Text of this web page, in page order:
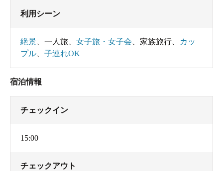
利用シーン
絶景 一人旅 女子旅・女子会 家族旅行
カッ
プル
子連れOK
宿泊情報
チェックイン
15:00
チェックアウト